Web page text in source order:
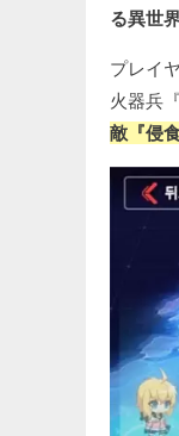
る異世
プレイ
火器兵
敵『侵